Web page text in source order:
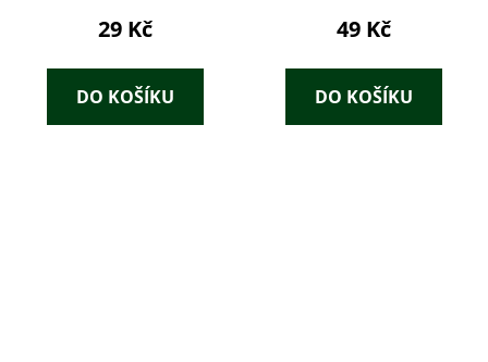
29 Kč
DO KOŠÍKU
49 Kč
DO KOŠÍKU